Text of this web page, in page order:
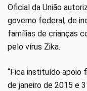
Oficial da União
governo federal, de
famílias de crianças
pelo vírus Zika.
“Fica instituído apoio
de janeiro de 2015 e